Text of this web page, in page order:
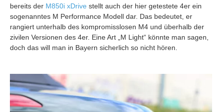
bereits der M850i xDrive stellt auch der hier getestete 4er ein
sogenanntes M Performance Modell dar. Das bedeutet, er
rangiert unterhalb des kompromisslosen M4 und überhalb der
zivilen Versionen des 4er. Eine Art „M Light“ könnte man sagen,
doch das will man in Bayern sicherlich so nicht hören.